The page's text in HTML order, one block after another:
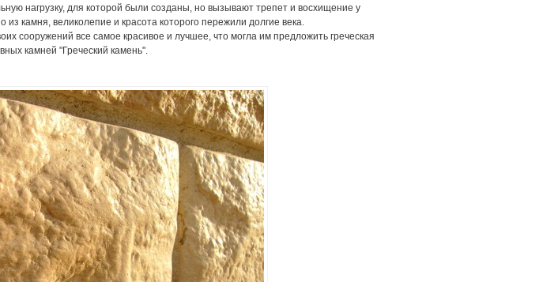
нагрузку, для которой были созданы, но вызывают трепет и восхищение у
камня, великолепие и красота которого пережили долгие века.
сооружений все самое красивое и лучшее, что могла им предложить греческая
камней "Греческий камень".